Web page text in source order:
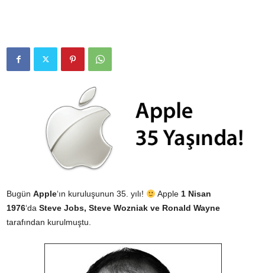
Bugün Apple‘ın kuruluşunun 35. yılı! Apple 1 Nisan
1976‘da Steve Jobs, Steve Wozniak ve Ronald Wayne
tarafından kurulmuştu.